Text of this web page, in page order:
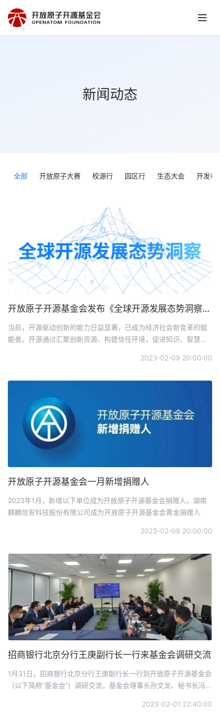
新闻动态
全部 开放原子大赛 校源行 园区行 生态大会 开发者
开放原子开源基金会发布《全球开源发展态势洞察》2023年第二期 | 总第四期
当前，开源驱动创新的能力日益显著，已成为经济社会新变革的赋
能者。开源通过汇聚创新资源、构建信任环境，促进知识、智慧、
新成果的落地，已经成为软件技术升级和产业发展的主要模式，也
2023-02-09 20:00:00
开放原子开源基金会一月新增捐赠人
2023年1月，新增以下单位成为开放原子开源基金会捐赠人，湖南
麒麟信安科技股份有限公司成为开放原子开源基金会黄金捐赠人
2023-02-09 20:00:00
招商银行北京分行王庚副行长一行来基金会调研交流
1月31日，招商银行北京分行王庚副行长一行到开放原子开源基金会
（以下简称“基金会”）调研交流，基金会理事长孙文龙、秘书长冯冠
时也是理事、TOC来源单位之一，双方一直以来有着良好的沟通合
2023-02-01 22:40:00